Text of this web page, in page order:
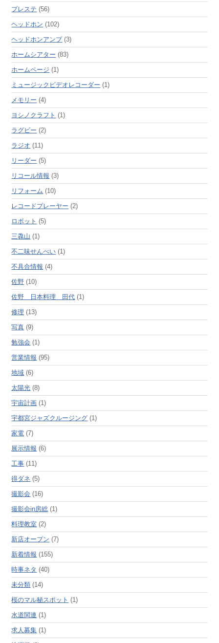
プレステ (56)
ヘッドホン (102)
ヘッドホンアンプ(3)
ホームシアター (83)
ホームページ (1)
ミュージックビデオレコーダー (1)
メモリー (4)
ヨシノクラフト (1)
ラグビー (2)
ラジオ (11)
リーダー (5)
リコール情報 (3)
リフォーム (10)
レコードプレーヤー (2)
ロボット (5)
三毳山 (1)
不二味せんべい (1)
不具合情報 (4)
佐野 (10)
佐野 日本料理 田代 (1)
修理 (13)
写真 (9)
勉強会 (1)
営業情報 (95)
地域 (6)
太陽光 (8)
宇宙計画 (1)
宇都宮ジャズクルージング (1)
家電 (7)
展示情報 (6)
工事 (11)
得ダネ (5)
撮影会 (16)
撮影会in房総 (1)
料理教室 (2)
新店オープン (7)
新着情報 (155)
時事ネタ (40)
未分類 (14)
桜のマル秘スポット (1)
水道関連 (1)
求人募集 (1)